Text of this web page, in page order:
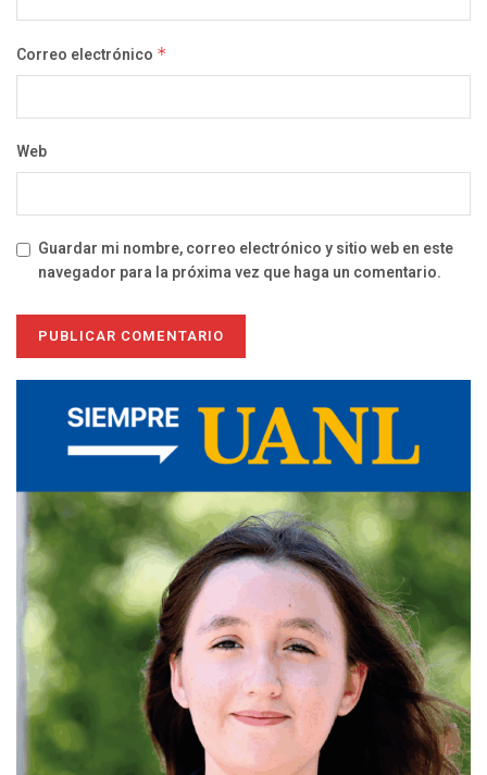
Correo electrónico *
Web
Guardar mi nombre, correo electrónico y sitio web en este
navegador para la próxima vez que haga un comentario.